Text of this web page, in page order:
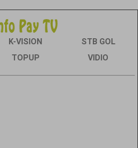
K-VISION
STB GOL
TOPUP VIDIO